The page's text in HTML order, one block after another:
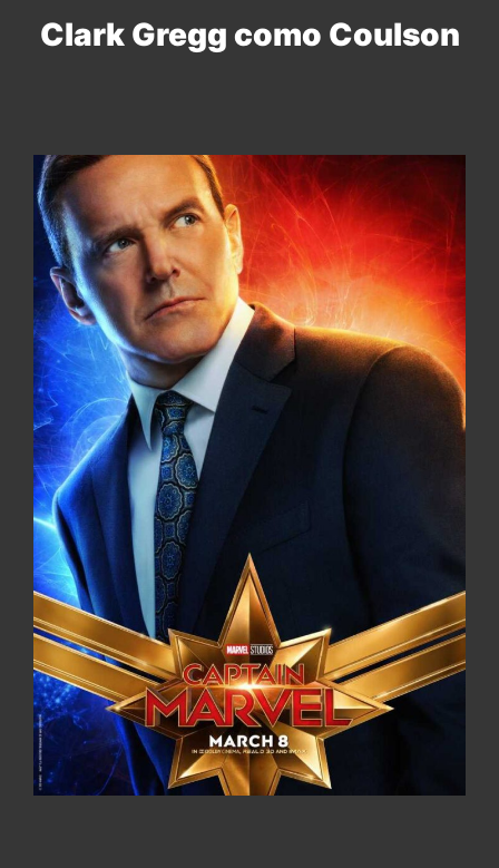
Clark Gregg como Coulson